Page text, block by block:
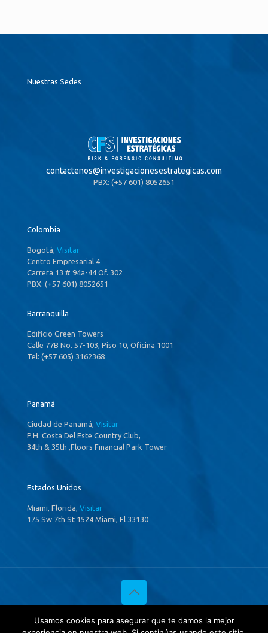
Nuestras Sedes
contactenos@investigacionesestrategicas.com
PBX: (+57 601) 8052651
Colombia
Bogotá, Visitar
Centro Empresarial 4
Carrera 13 # 94a-44 Of. 302
PBX: (+57 601) 8052651
Barranquilla
Edificio Green Towers
Calle 77B No. 57-103, Piso 10, Oficina 1001
Tel: (+57 605) 3162368
Panamá
Ciudad de Panamá, Visitar
P.H. Costa Del Este Country Club,
34th & 35th ,Floors Financial Park Tower
Estados Unidos
Miami, Florida, Visitar
175 Sw 7th St 1524 Miami, Fl 33130
© 2020 Investigaciones Estratégicas & Asociados. All Rights
Reserved
Usamos cookies para asegurar que te damos la mejor